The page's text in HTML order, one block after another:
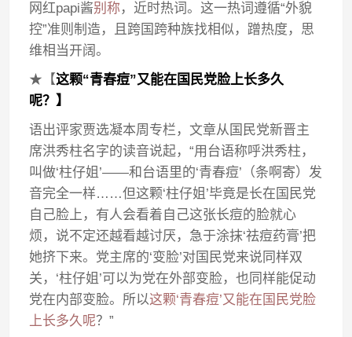
网红papi酱别称 ，近时热词。这一热词遵循“外貌
控”准则制造，且跨国跨种族找相似，蹭热度，思
维相当开阔。
★【这颗“青春痘”又能在国民党脸上长多久
呢？】
语出评家贾选凝本周专栏，文章从国民党新晋主
席洪秀柱名字的读音说起，“用台语称呼洪秀柱，
叫做‘柱仔姐’——和台语里的‘青春痘’（条啊寄）发
音完全一样……但这颗‘柱仔姐’毕竟是长在国民党
自己脸上，有人会看着自己这张长痘的脸就心
烦，说不定还越看越讨厌，急于涂抹‘祛痘药膏’把
她挤下来。党主席的‘变脸’对国民党来说同样双
关，‘柱仔姐’可以为党在外部变脸，也同样能促动
党在内部变脸。所以这颗‘青春痘’又能在国民党脸
上长多久呢？”